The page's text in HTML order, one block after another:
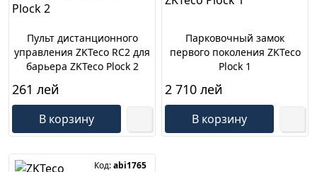
Пульт дистанционного
управления ZKTeco RC2 для
барьера ZKTeco Plock 2
261 лей
В корзину
Парковочный замок
первого поколения ZKTeco
Plock 1
2 710 лей
В корзину
Код:abi1765